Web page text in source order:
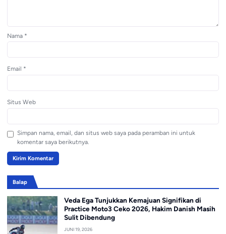
Nama *
Email *
Situs Web
Simpan nama, email, dan situs web saya pada peramban ini untuk
komentar saya berikutnya.
Balap
Veda Ega Tunjukkan Kemajuan Signifikan di
Practice Moto3 Ceko 2026, Hakim Danish Masih
Sulit Dibendung
JUNI 19, 2026